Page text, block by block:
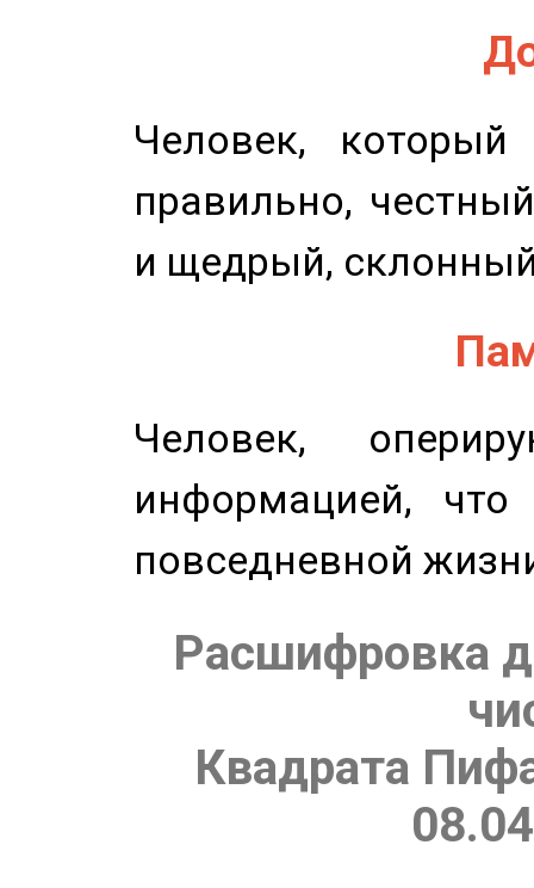
Человек,
правильно,
и щедрый,
Человек,
информацией,
повседневной
Расшифровка
Квадрата